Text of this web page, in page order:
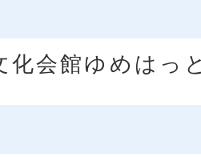
化会館ゆめはっ